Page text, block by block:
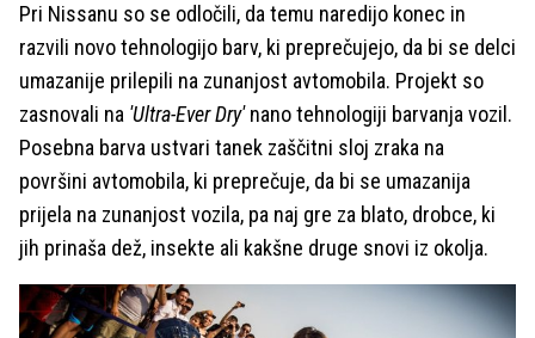
Pri Nissanu so se odločili, da temu naredijo konec in
razvili novo tehnologijo barv, ki preprečujejo, da bi se delci
umazanije prilepili na zunanjost avtomobila. Projekt so
zasnovali na 'Ultra-Ever Dry'nano tehnologiji barvanja vozil.
Posebna barva ustvari tanek zaščitni sloj zraka na
površini avtomobila, ki preprečuje, da bi se umazanija
prijela na zunanjost vozila, pa naj gre za blato, drobce, ki
jih prinaša dež, insekte ali kakšne druge snovi iz okolja.